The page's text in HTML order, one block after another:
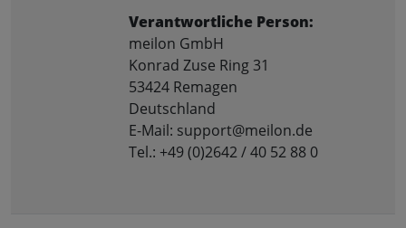
Verantwortliche Person:
meilon GmbH
Konrad Zuse Ring 31
53424 Remagen
Deutschland
E-Mail: support@meilon.de
Tel.: +49 (0)2642 / 40 52 88 0